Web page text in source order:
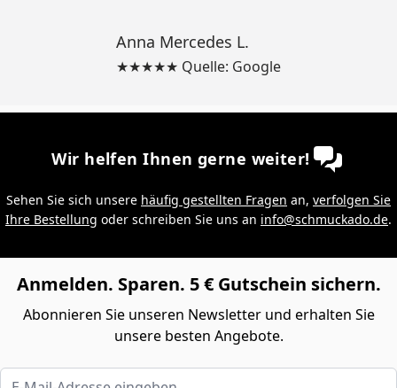
Anna Mercedes L.
★★★★★ Quelle: Google
Wir helfen Ihnen gerne weiter!
Sehen Sie sich unsere häufig gestellten Fragen an, verfolgen Sie
Ihre Bestellung oder schreiben Sie uns an info@schmuckado.de.
Anmelden. Sparen. 5 € Gutschein sichern.
Abonnieren Sie unseren Newsletter und erhalten Sie
unsere besten Angebote.
E-Mail-Adresse eingeben